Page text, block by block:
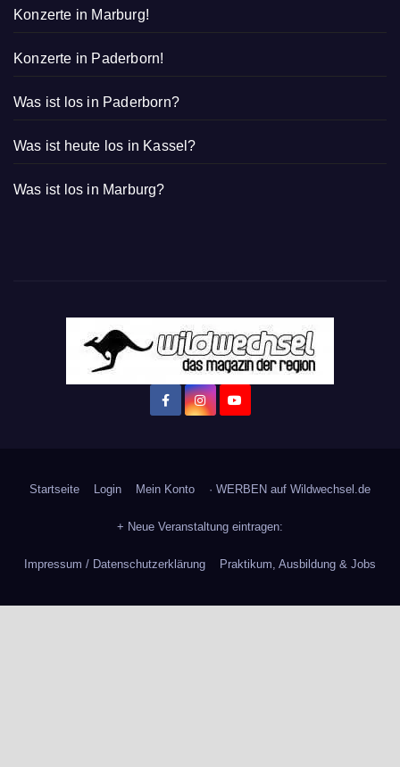
Konzerte in Marburg!
Konzerte in Paderborn!
Was ist los in Paderborn?
Was ist heute los in Kassel?
Was ist los in Marburg?
Startseite Login Mein Konto · WERBEN auf Wildwechsel.de
+ Neue Veranstaltung eintragen:
Impressum / Datenschutzerklärung Praktikum, Ausbildung & Jobs